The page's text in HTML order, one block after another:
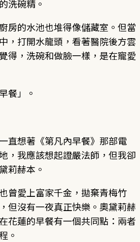
洗碗精。
房的水池也堆得像儲藏室。但當
，打開水龍頭，看著醫院後方雲
得，洗碗和做臉一樣，是在寵愛
餐」。
直想著《第凡內早餐》那部電
，我應該想起證嚴法師，但我卻
莉赫本。
曾愛上富家千金，拋棄青梅竹
但沒有一夜真正快樂。奧黛莉赫
花蓮的早餐有一個共同點：兩者
。